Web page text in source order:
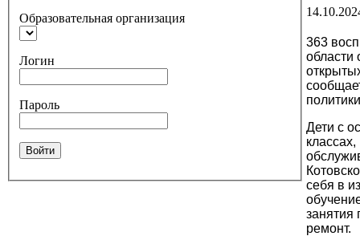
Образовательная организация
Логин
Пароль
Войти
363
области
Дети с
себя в
занятия
ремонт.